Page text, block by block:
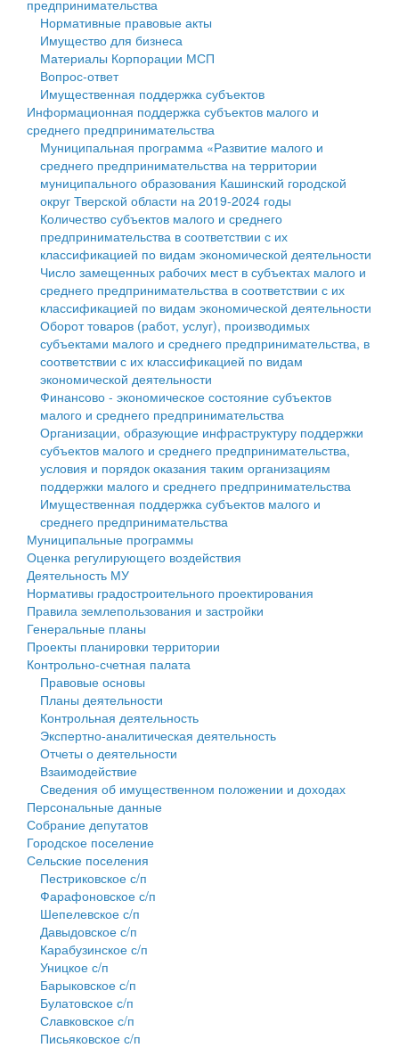
Государственные услуги
Промышленность и АПК
Экономика и бизнес
...
Символика
Устав
Гостям округа
Туризм
Культура
Образование
Здравоохранение
Социальная защита
Фотоальбом
муниципального округа Тверской области
Администрация Кашинского муниципального округа
Тверской области
Управление сельскими территориями
Открытые данные
Работа с обращениями граждан
Муниципальный контроль
Муниципальные услуги
Проекты административных регламентов
Антимонопольный комплаенс
Противодействие коррупции
Финансовое управление
Бюджет для граждан
Имущество
Выявление правообладателей ранее учтенных
объектов недвижимости
Имущественная поддержка субъектов малого и
среднего предпринимательства
Информационная поддержка субъектов малого и
среднего предпринимательства
Муниципальные программы
Контрольно-счетная палата
Персональные данные
Оценка регулирующего воздействия
Деятельность МУ
Нормативы градостроительного проектирования
Правила землепользования и застройки
Генеральные планы
Проекты планировки территории
Собрание депутатов
Городское поселение
Сельские поселения
предпринимательства
Нормативные правовые акты
Имущество для бизнеса
Материалы Корпорации МСП
Вопрос-ответ
Имущественная поддержка субъектов
Информационная поддержка субъектов малого и
среднего предпринимательства
Муниципальная программа «Развитие малого и
среднего предпринимательства на территории
муниципального образования Кашинский городской
округ Тверской области на 2019-2024 годы
Количество субъектов малого и среднего
предпринимательства в соответствии с их
классификацией по видам экономической деятельности
Число замещенных рабочих мест в субъектах малого и
среднего предпринимательства в соответствии с их
классификацией по видам экономической деятельности
Оборот товаров (работ, услуг), производимых
субъектами малого и среднего предпринимательства, в
соответствии с их классификацией по видам
экономической деятельности
Финансово - экономическое состояние субъектов
малого и среднего предпринимательства
Организации, образующие инфраструктуру поддержки
субъектов малого и среднего предпринимательства,
условия и порядок оказания таким организациям
поддержки малого и среднего предпринимательства
Имущественная поддержка субъектов малого и
среднего предпринимательства
Муниципальные программы
Оценка регулирующего воздействия
Деятельность МУ
Нормативы градостроительного проектирования
Правила землепользования и застройки
Генеральные планы
Проекты планировки территории
Контрольно-счетная палата
Правовые основы
Планы деятельности
Контрольная деятельность
Экспертно-аналитическая деятельность
Отчеты о деятельности
Взаимодействие
Сведения об имущественном положении и доходах
Персональные данные
Собрание депутатов
Городское поселение
Сельские поселения
Пестриковское с/п
Фарафоновское с/п
Шепелевское с/п
Давыдовское с/п
Карабузинское с/п
Уницкое с/п
Барыковское с/п
Булатовское с/п
Славковское с/п
Письяковское с/п